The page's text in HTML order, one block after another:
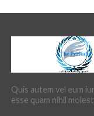
Quis autem vel eum
esse quam nihil